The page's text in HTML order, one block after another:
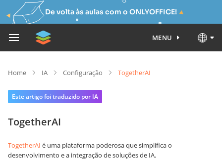
De volta às aulas com o ONLYOFFICE!
MENU
Home IA Configuração TogetherAI
Este artigo foi traduzido por IA
TogetherAI
TogetherAI é uma plataforma poderosa que simplifica o
desenvolvimento e a integração de soluções de IA.